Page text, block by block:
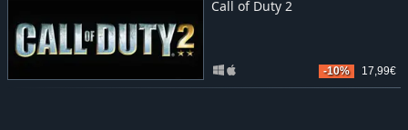
Call of Duty 2
-10% 17,99€